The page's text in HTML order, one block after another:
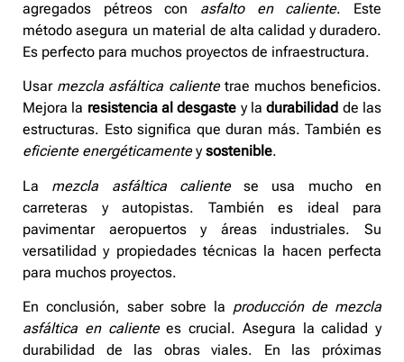
agregados pétreos con asfalto en caliente. Este
método asegura un material de alta calidad y duradero.
Es perfecto para muchos proyectos de infraestructura.
Usar mezcla asfáltica calientetrae muchos beneficios.
Mejora la resistencia al desgaste y ladurabilidad de las
estructuras. Esto significa que duran más. También es
eficiente energéticamenteysostenible.
La mezcla asfáltica calientese usa mucho en
carreteras y autopistas. También es ideal para
pavimentar aeropuertos y áreas industriales. Su
versatilidad y propiedades técnicas la hacen perfecta
para muchos proyectos.
En conclusión, saber sobre la producción de mezcla
asfáltica en calientees crucial. Asegura la calidad y
durabilidad de las obras viales. En las próximas